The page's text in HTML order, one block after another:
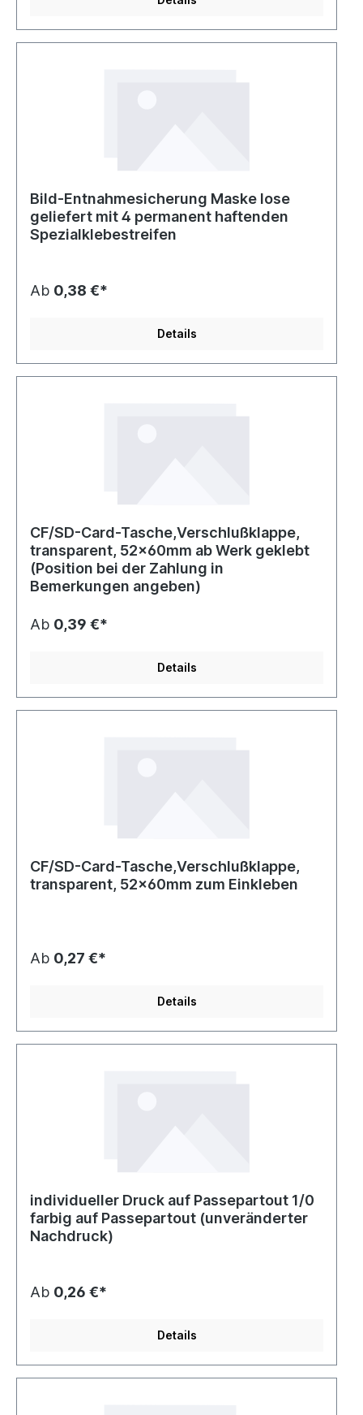
Bild-Entnahmesicherung Maske lose
geliefert mit 4 permanent haftenden
Spezialklebestreifen
Ab 0,38 €*
Details
CF/SD-Card-Tasche,Verschlußklappe,
transparent, 52x60mm ab Werk geklebt
(Position bei der Zahlung in
Bemerkungen angeben)
Ab 0,39 €*
Details
CF/SD-Card-Tasche,Verschlußklappe,
transparent, 52x60mm zum Einkleben
Ab 0,27 €*
Details
individueller Druck auf Passepartout 1/0
farbig auf Passepartout (unveränderter
Nachdruck)
Ab 0,26 €*
Details